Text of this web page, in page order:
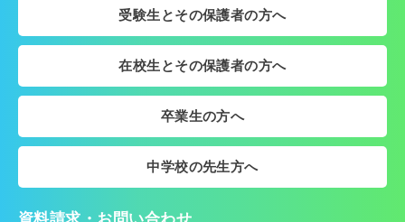
受験生とその保護者の方へ
在校生とその保護者の方へ
卒業生の方へ
中学校の先生方へ
資料請求・お問い合わせ